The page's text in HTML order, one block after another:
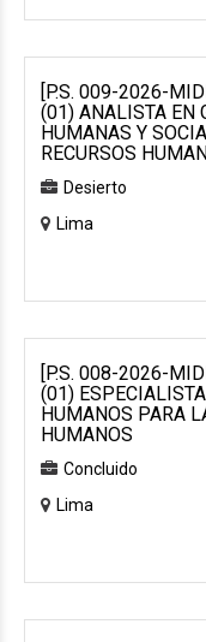
[P.S. 009-2026-
(01) ANALISTA EN
HUMANAS Y
RECURSOS
Desierto
Lima
[P.S. 008-2026-
(01)
HUMANOS PARA
HUMANOS
Concluido
Lima